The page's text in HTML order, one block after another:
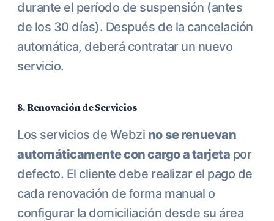
durante el período de suspensión (antes
de los 30 días). Después de la cancelación
automática, deberá contratar un nuevo
servicio.
8. Renovación de Servicios
Los servicios de Webzi no se renuevan
automáticamente con cargo a tarjeta por
defecto. El cliente debe realizar el pago de
cada renovación de forma manual o
configurar la domiciliación desde su área